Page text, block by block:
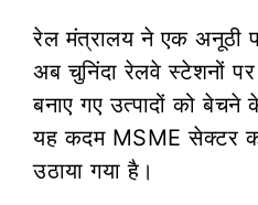
रेल मंत्रालय ने एक अनूठी
अब चुनिंदा रेलवे स्टेशनों पर
बनाए गए उत्पादों को बेचने
यह कदम MSME सेक्टर
उठाया गया है।